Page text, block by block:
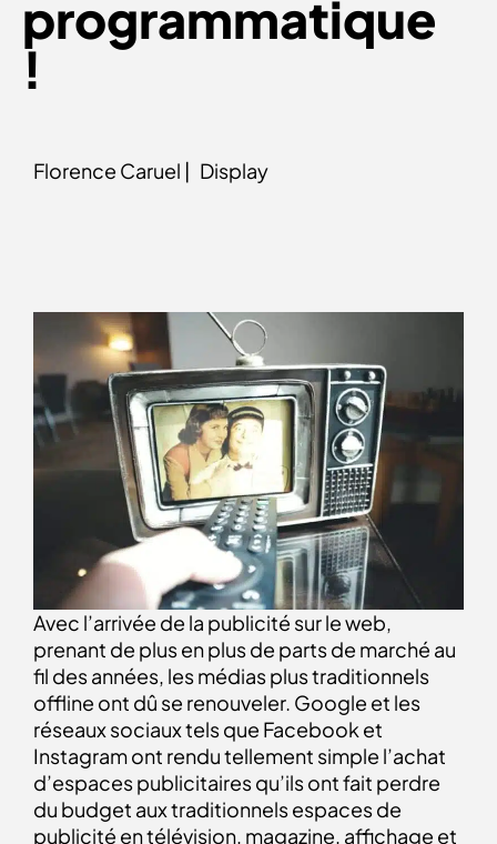
programmatique
!
Florence Caruel | Display
Avec l’arrivée de la publicité sur le web,
prenant de plus en plus de parts de marché au
fil des années, les médias plus traditionnels
offline ont dû se renouveler. Google et les
réseaux sociaux tels que Facebook et
Instagram ont rendu tellement simple l’achat
d’espaces publicitaires qu’ils ont fait perdre
du budget aux traditionnels espaces de
publicité en télévision, magazine, affichage et